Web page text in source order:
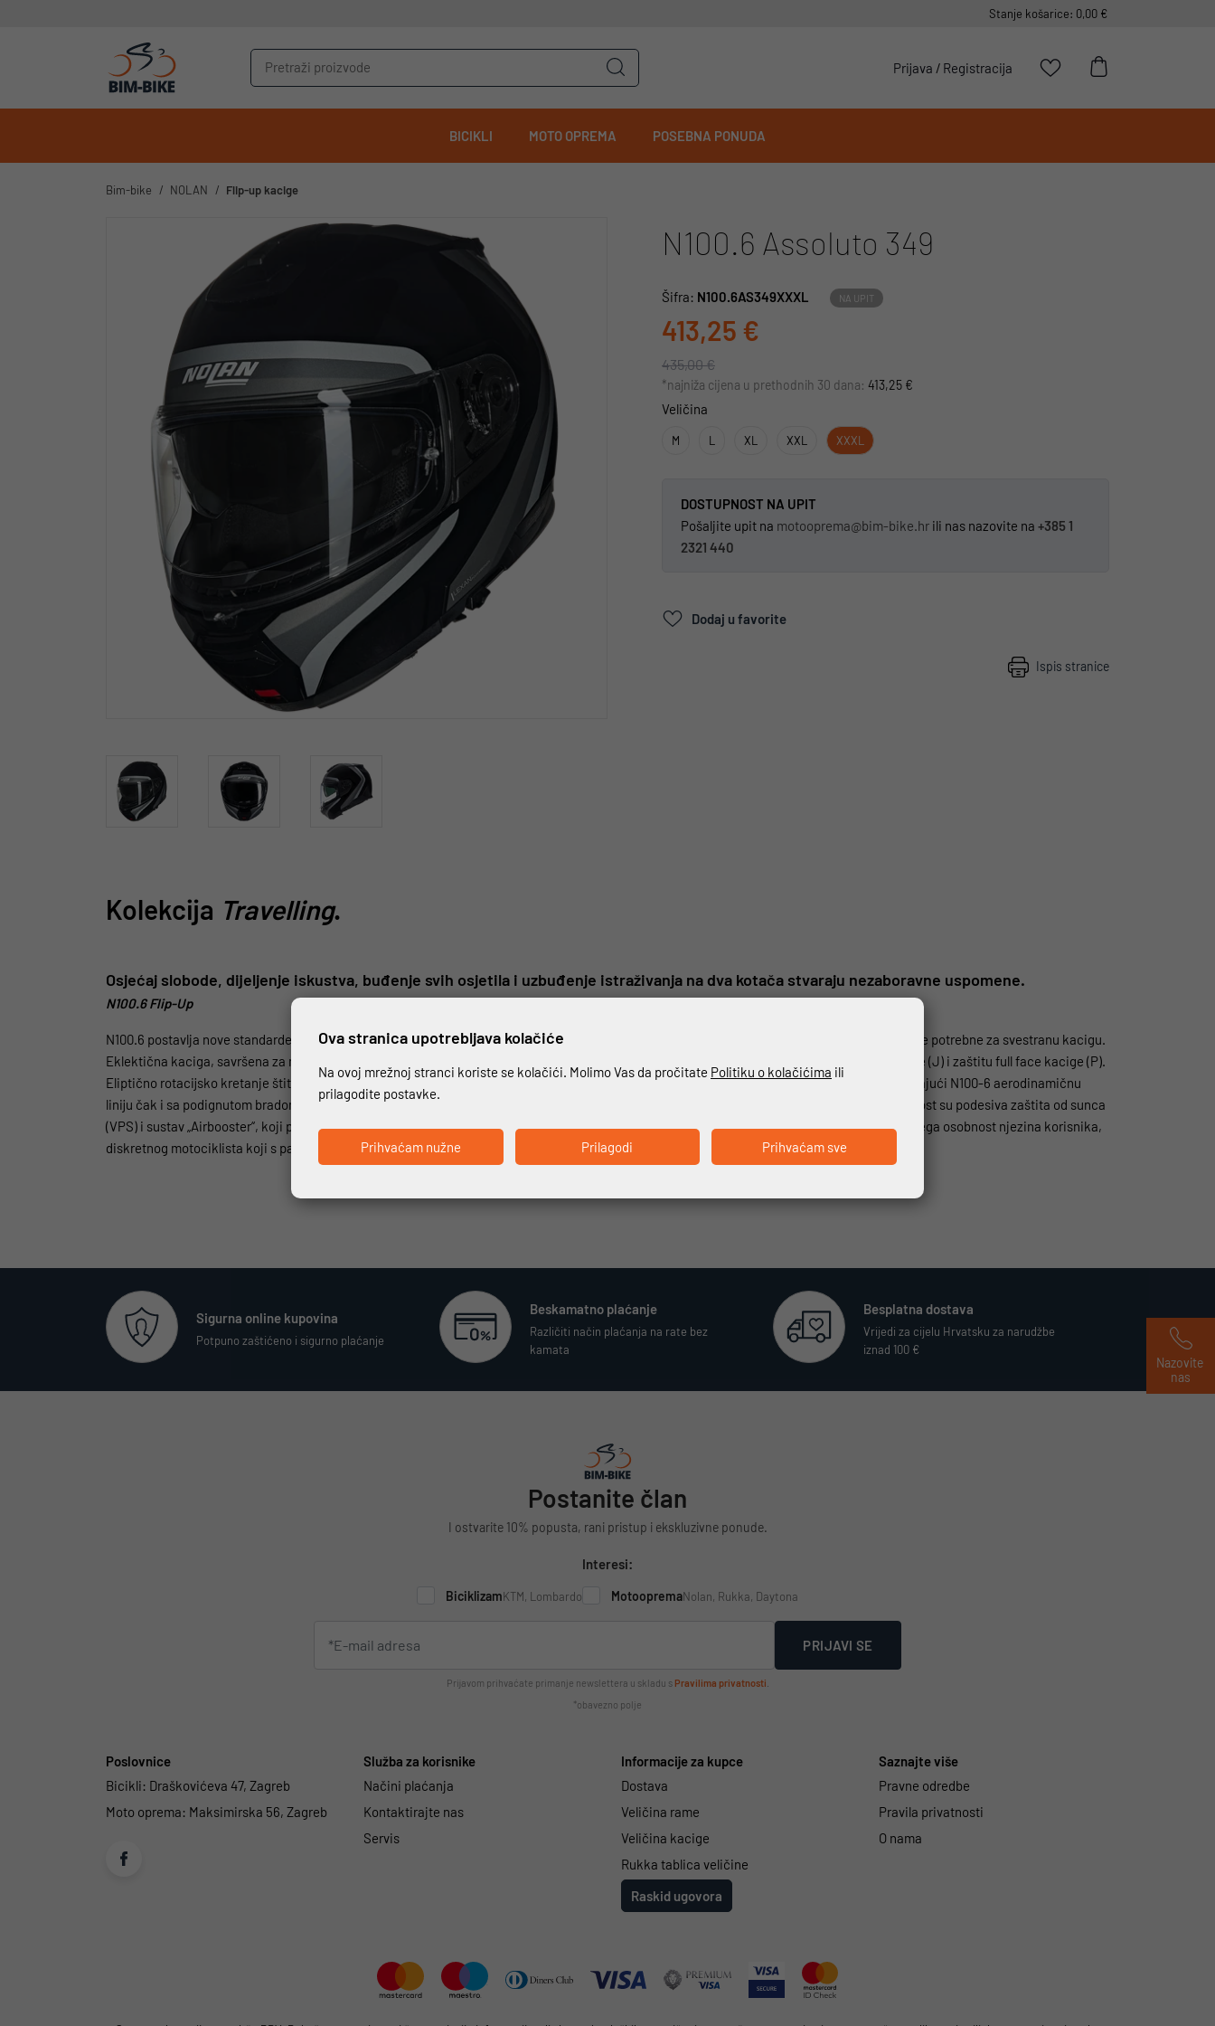
Stanje košarice: 0,00 €
Prijava / Registracija
BICIKLI MOTO OPREMA POSEBNA PONUDA
Bim-bike NOLAN Flip-up kacige
N100.6 Assoluto 349
Šifra: N100.6AS349XXXL NA UPIT
413,25 €
435,00 €
*najniža cijena u prethodnih 30 dana: 413,25 €
Veličina
M L XL XXL XXXL
DOSTUPNOST NA UPIT
Pošaljite upit na motooprema@bim-bike.hr ili nas nazovite na +385 1
2321 440
Dodaj u favorite
Ispis stranice
Kolekcija Travelling.
Osjećaj slobode, dijeljenje iskustva, buđenje svih osjetila i uzbuđenje istraživanja na dva kotača stvaraju nezaboravne uspomene.
N100.6 Flip-Up
N100.6 postavlja nove standarde u segmentu polikarbonatnih flip-up kaciga. Dizajnirana inovativnom tehnologijom, nudi vrhunske performanse potrebne za svestranu kacigu.
Eklektična kaciga, savršena za moto turizam, a ujedno i idealna za svakodnevnu upotrebu. Štitnik za bradu na N100-6 jamči slobodu jet kacige (J) i zaštitu full face kacige (P).
Eliptično rotacijsko kretanje štitnika za bradu omogućuje smanjenje dimenzije prednjeg dijela na minimum kada je štitnik za bradu otvoren, dajući N100-6 aerodinamičnu
liniju čak i sa podignutom bradom. Sustav otvaranja Dual Action omogućuje izuzetno jednostavno otvaranje. Ostali detalji usmjereni na udobnost su podesiva zaštita od sunca
(VPS) i sustav „Airbooster“, koji pojačava protok zraka. Za N100-6 kreiran je niz namjenskih grafika kako bi se istaknule linije kacige, a prije svega osobnost njezina korisnika,
diskretnog motociklista koji s pažnjom bira svaki detalj svoje opreme. N100-6 može biti opremljen komunikacijskim sustavom N-Com.
Sigurna online kupovina
Potpuno zaštićeno i sigurno plaćanje
Beskamatno plaćanje
Različiti način plaćanja na rate bez
kamata
Besplatna dostava
Vrijedi za cijelu Hrvatsku za narudžbe
iznad 100 €
Postanite član
I ostvarite 10% popusta, rani pristup i ekskluzivne ponude.
Interesi:
BiciklizamKTM, Lombardo MotoopremaNolan, Rukka, Daytona
PRIJAVI SE
Prijavom prihvaćate primanje newslettera u skladu s Pravilima privatnosti
*obavezno polje
Poslovnice
Bicikli: Draškovićeva 47, Zagreb
Moto oprema: Maksimirska 56, Zagreb
Služba za korisnike
Načini plaćanja
Kontaktirajte nas
Servis
Informacije za kupce
Dostava
Veličina rame
Veličina kacige
Rukka tablica veličine
Raskid ugovora
Saznajte više
Pravne odredbe
Pravila privatnosti
O nama
Nazovite
nas
Ova stranica upotrebljava kolačiće
Na ovoj mrežnoj stranci koriste se kolačići. Molimo Vas da pročitate Politiku o kolačićima ili
prilagodite postavke.
Prihvaćam nužne Prilagodi Prihvaćam sve